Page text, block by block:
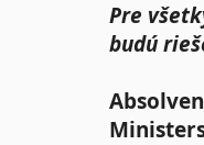
Pre
budú